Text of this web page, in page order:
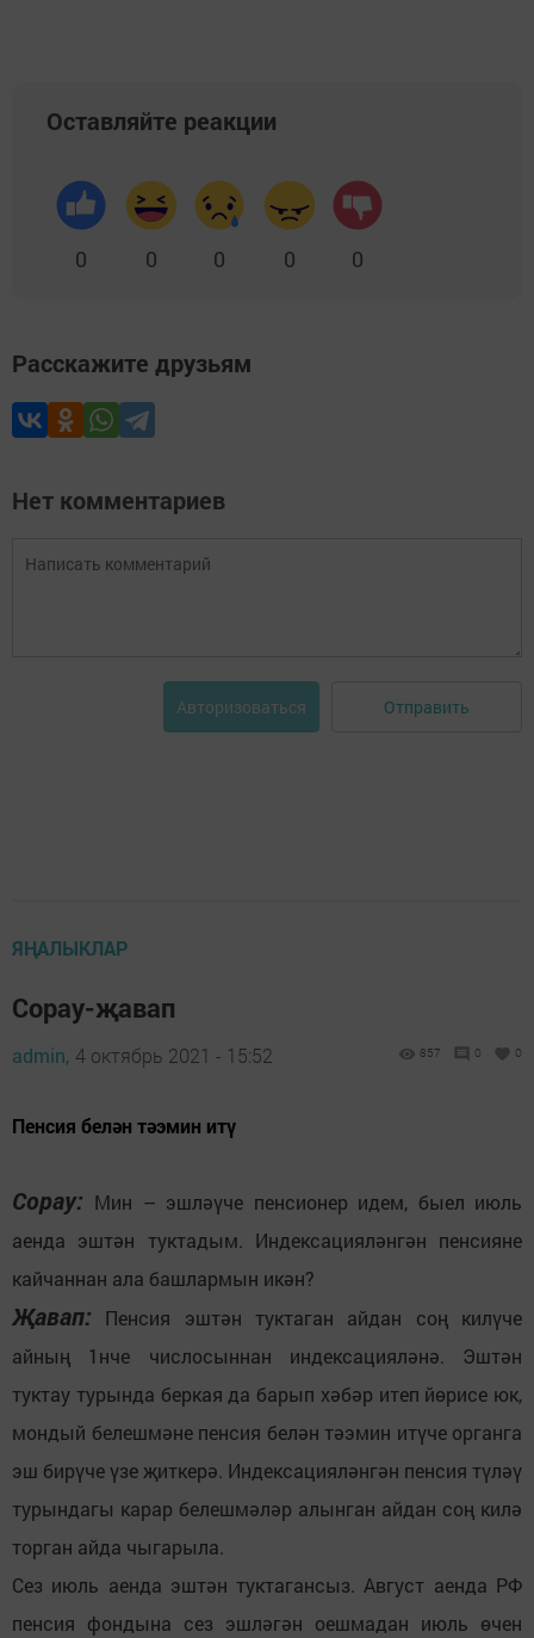
Оставляйте реакции
0 0 0 0 0
Расскажите друзьям
Нет комментариев
Авторизоваться Отправить
ЯҢАЛЫКЛАР
Сорау-җавап
admin, 4 октябрь 2021 - 15:52 857 0 0
Пенсия белән тәэмин итү
Сорау: Мин – эшләүче пенсионер идем, быел июль
аенда эштән туктадым. Индексацияләнгән пенсияне
кайчаннан ала башлармын икән?
Җавап: Пенсия эштән туктаган айдан соң килүче
айның 1нче числосыннан индексацияләнә. Эштән
туктау турында беркая да барып хәбәр итеп йөрисе юк,
мондый белешмәне пенсия белән тәэмин итүче органга
эш бирүче үзе җиткерә. Индексацияләнгән пенсия түләү
турындагы карар белешмәләр алынган айдан соң килә
торган айда чыгарыла.
Сез июль аенда эштән туктагансыз. Август аенда РФ
пенсия фондына сез эшләгән оешмадан июль өчен